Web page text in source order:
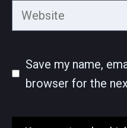
Website
Save my name,
browser for the